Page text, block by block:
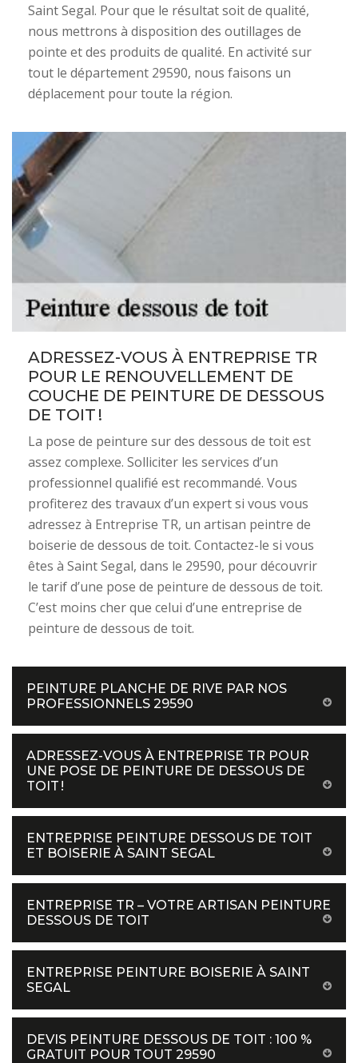
Saint Segal. Pour que le résultat soit de qualité,
nous mettrons à disposition des outillages de
pointe et des produits de qualité. En activité sur
tout le département 29590, nous faisons un
déplacement pour toute la région.
ADRESSEZ-VOUS À ENTREPRISE TR
POUR LE RENOUVELLEMENT DE
COUCHE DE PEINTURE DE DESSOUS
DE TOIT !
La pose de peinture sur des dessous de toit est
assez complexe. Solliciter les services d’un
professionnel qualifié est recommandé. Vous
profiterez des travaux d’un expert si vous vous
adressez à Entreprise TR, un artisan peintre de
boiserie de dessous de toit. Contactez-le si vous
êtes à Saint Segal, dans le 29590, pour découvrir
le tarif d’une pose de peinture de dessous de toit.
C’est moins cher que celui d’une entreprise de
peinture de dessous de toit.
PEINTURE PLANCHE DE RIVE PAR NOS
PROFESSIONNELS 29590
ADRESSEZ-VOUS À ENTREPRISE TR POUR
UNE POSE DE PEINTURE DE DESSOUS DE
TOIT !
ENTREPRISE PEINTURE DESSOUS DE TOIT
ET BOISERIE À SAINT SEGAL
ENTREPRISE TR – VOTRE ARTISAN PEINTURE
DESSOUS DE TOIT
ENTREPRISE PEINTURE BOISERIE À SAINT
SEGAL
DEVIS PEINTURE DESSOUS DE TOIT : 100 %
GRATUIT POUR TOUT 29590